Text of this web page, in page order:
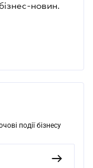
новин.
події бізнесу